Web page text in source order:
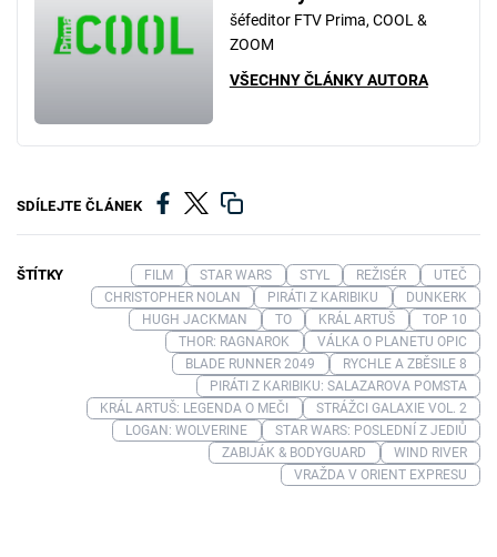
šéfeditor FTV Prima, COOL &
ZOOM
VŠECHNY ČLÁNKY AUTORA
SDÍLEJTE ČLÁNEK
ŠTÍTKY FILM STAR WARS STYL REŽISÉR
UTEČ
CHRISTOPHER NOLAN
PIRÁTI Z KARIBIKU
DUNKERK
HUGH JACKMAN
TO KRÁL ARTUŠ
TOP 10
THOR: RAGNAROK
VÁLKA O PLANETU OPIC
BLADE RUNNER 2049
RYCHLE A ZBĚSILE 8
PIRÁTI Z KARIBIKU: SALAZAROVA POMSTA
KRÁL ARTUŠ: LEGENDA O MEČI
STRÁŽCI GALAXIE VOL. 2
LOGAN: WOLVERINE
STAR WARS: POSLEDNÍ Z JEDIŮ
ZABIJÁK & BODYGUARD
WIND RIVER
VRAŽDA V ORIENT EXPRESU